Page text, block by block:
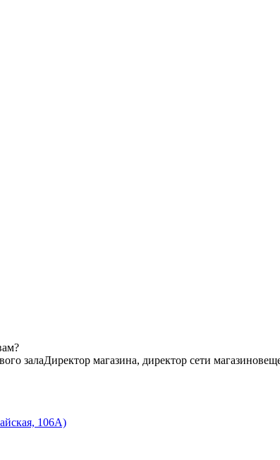
залаДиректор магазина, директор сети магазинов
106А)